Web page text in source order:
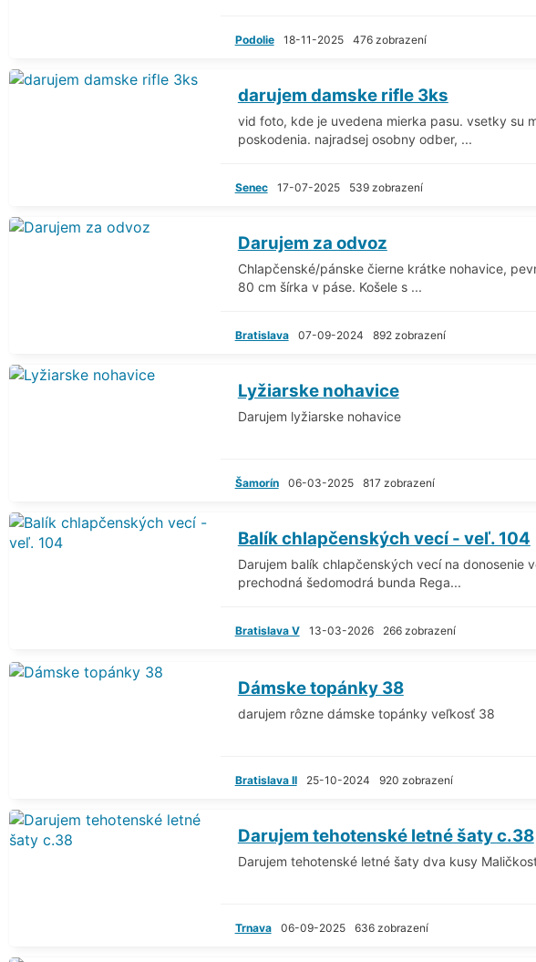
Podolie 18-11-2025 476 zobrazení
darujem damske rifle 3ks
vid foto, kde je uvedena mierka pasu. vsetky su
poskodenia. najradsej osobny odber, ...
Senec 17-07-2025 539 zobrazení
Darujem za odvoz
Chlapčenské/pánske čierne krátke nohavice,
80 cm šírka v páse. Košele s ...
Bratislava 07-09-2024 892 zobrazení
Lyžiarske nohavice
Darujem lyžiarske nohavice
Šamorín 06-03-2025 817 zobrazení
Balík chlapčenských vecí - veľ. 104
Darujem balík chlapčenských vecí na donosenie
prechodná šedomodrá bunda Rega...
Bratislava V 13-03-2026 266 zobrazení
Dámske topánky 38
darujem rôzne dámske topánky veľkosť 38
Bratislava II 25-10-2024 920 zobrazení
Darujem tehotenské letné šaty c.38
Darujem tehotenské letné šaty dva kusy
Trnava 06-09-2025 636 zobrazení